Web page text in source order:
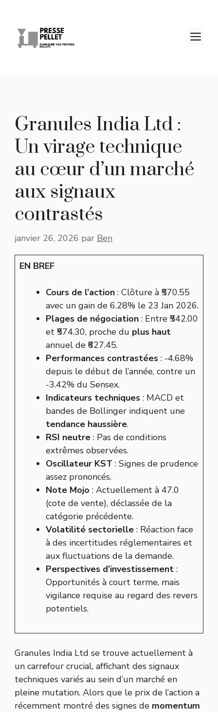
contenu
Granules India Ltd :
Un virage technique
au cœur d’un marché
aux signaux
contrastés
janvier 26, 2026 par Ben
EN BREF
Cours de l’action : Clôture à ₹570.55
avec un gain de 6.28% le 23 Jan 2026.
Plages de négociation : Entre ₹542.00
et ₹574.30, proche du plus haut
annuel de ₹627.45.
Performances contrastées : -4.68%
depuis le début de l’année, contre un
-3.42% du Sensex.
Indicateurs techniques : MACD et
bandes de Bollinger indiquent une
tendance haussière.
RSI neutre : Pas de conditions
extrêmes observées.
Oscillateur KST : Signes de prudence
assez prononcés.
Note Mojo : Actuellement à 47.0
(cote de vente), déclassée de la
catégorie précédente.
Volatilité sectorielle : Réaction face
à des incertitudes réglementaires et
aux fluctuations de la demande.
Perspectives d’investissement :
Opportunités à court terme, mais
vigilance requise au regard des revers
potentiels.
Granules India Ltd se trouve actuellement à
un carrefour crucial, affichant des signaux
techniques variés au sein d’un marché en
pleine mutation. Alors que le prix de l’action a
récemment montré des signes de momentum